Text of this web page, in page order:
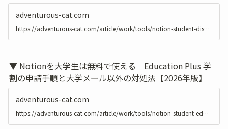
adventurous-cat.com
https://adventurous-cat.com/article/work/tools/notion-student-discount-ac-jp
▼ Notionを大学生は無料で使える｜Education Plus 学
割の申請手順と大学メール以外の対処法【2026年版】
adventurous-cat.com
https://adventurous-cat.com/article/work/tools/notion-student-education-plus-guide